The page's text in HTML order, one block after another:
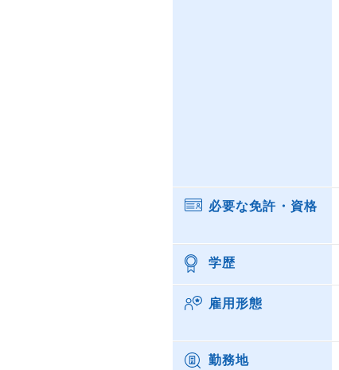
必要な免許・資格
学歴
雇用形態
勤務地